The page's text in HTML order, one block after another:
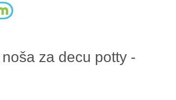
za decu potty -